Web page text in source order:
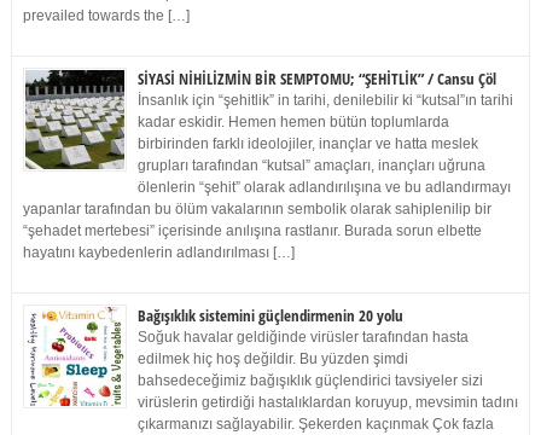
prevailed towards the […]
SİYASİ NİHİLİZMİN BİR SEMPTOMU; “ŞEHİTLİK” / Cansu Çöl
İnsanlık için “şehitlik” in tarihi, denilebilir ki “kutsal”ın tarihi
kadar eskidir. Hemen hemen bütün toplumlarda
birbirinden farklı ideolojiler, inançlar ve hatta meslek
grupları tarafından “kutsal” amaçları, inançları uğruna
ölenlerin “şehit” olarak adlandırılışına ve bu adlandırmayı
yapanlar tarafından bu ölüm vakalarının sembolik olarak sahiplenilip bir
“şehadet mertebesi” içerisinde anılışına rastlanır. Burada sorun elbette
hayatını kaybedenlerin adlandırılması […]
Bağışıklık sistemini güçlendirmenin 20 yolu
Soğuk havalar geldiğinde virüsler tarafından hasta
edilmek hiç hoş değildir. Bu yüzden şimdi
bahsedeceğimiz bağışıklık güçlendirici tavsiyeler sizi
virüslerin getirdiği hastalıklardan koruyup, mevsimin tadını
çıkarmanızı sağlayabilir. Şekerden kaçınmak Çok fazla